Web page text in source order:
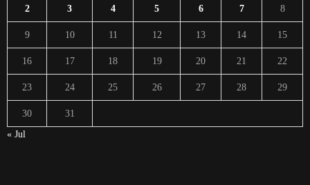
2 3 4 5 6 7 8
9 10 11 12 13 14 15
16 17 18 19 20 21 22
23 24 25 26 27 28 29
30
31
« Jul